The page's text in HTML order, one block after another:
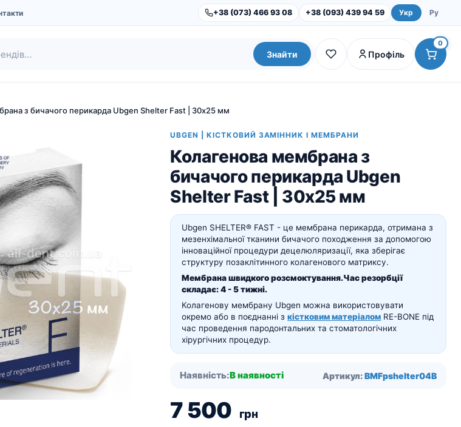
+38 (073) 466 93 08 +38 (093) 439 94 59 Укр Ру
RE-
Dental Studio |
Інструменти та набори
Обладнання
Знайти Профіль
0
з бичачого перикарда Ubgen Shelter Fast | 30х25 мм
UBGEN | КІСТКОВИЙ ЗАМІННИК І МЕМБРАНИ
Колагенова мембрана з
бичачого перикарда Ubgen
Shelter Fast | 30х25 мм
Ubgen SHELTER® FAST - це мембрана перикарда, отримана з
мезенхімальної тканини бичачого походження за допомогою
інноваційної процедури децелюляризації, яка зберігає
структуру позаклітинного колагенового матриксу.
Мембрана швидкого розсмоктування.Час резорбції
складає:4 - 5 тижні.
Колагенову мембрану Ubgen можна використовувати
окремо або в поєднанні зкістковим матеріалом RE-BONE під
час проведення пародонтальних та стоматологічних
хірургічних процедур.
Наявність:В наявності Артикул:BMFpshelter04B
7 500 грн